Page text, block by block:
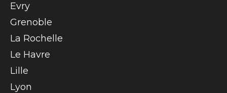
Evry
Grenoble
La Rochelle
Le Havre
Lille
Lyon